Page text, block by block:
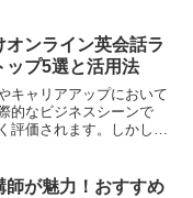
オンライン英会話ラ
ップ5選と活用法
キャリアアップにおいて
的なビジネスシーンで
評価されます。しかし、
師が魅力！おすすめ